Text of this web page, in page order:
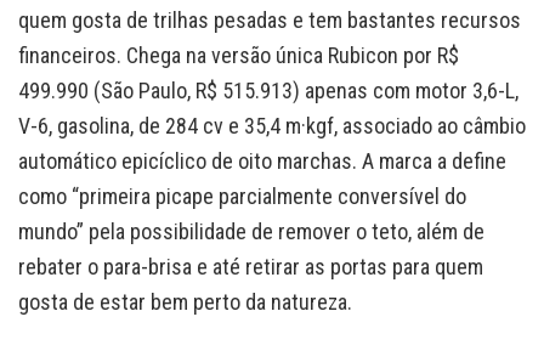
quem gosta de trilhas pesadas e tem bastantes recursos
financeiros. Chega na versão única Rubicon por R$
499.990 (São Paulo, R$ 515.913) apenas com motor 3,6-L,
V-6, gasolina, de 284 cv e 35,4 m·kgf, associado ao câmbio
automático epicíclico de oito marchas. A marca a define
como “primeira picape parcialmente conversível do
mundo” pela possibilidade de remover o teto, além de
rebater o para-brisa e até retirar as portas para quem
gosta de estar bem perto da natureza.